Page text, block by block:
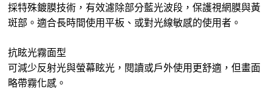
採特殊鍍膜技術，有效濾除部分藍光波段，保護視網膜與黃
斑部。適合長時間使用平板、或對光線敏感的使用者。
抗眩光霧面型
可減少反射光與螢幕眩光，閱讀或戶外使用更舒適，但畫面
略帶霧化感。